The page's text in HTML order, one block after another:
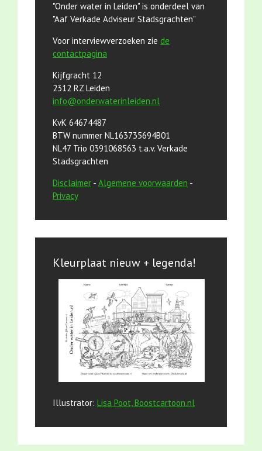
"Onder water in Leiden" is onderdeel van
"Aaf Verkade Adviseur Stadsgrachten"
Voor interviewverzoeken zie de
contactpagina
Kijfgracht 12
2312 RZ Leiden
info@onderwaterinleiden.nl
KvK 64674487
BTW nummer NL163735694B01
NL47 Trio 0391068563 t.a.v. Verkade
Stadsgrachten
Disclaimer - Algemene voorwaarden -
Privacy
Kleurplaat nieuw + legenda!
Illustrator: Lisa Poot, Boostcartoon.nl